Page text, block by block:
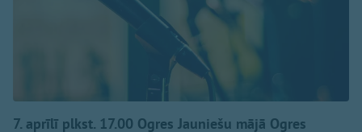
7. aprīlī plkst. 17.00 Ogres Jauniešu mājā Ogres